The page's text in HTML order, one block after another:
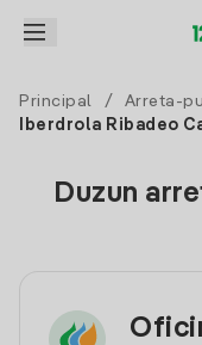
Principal / Arreta-
Iberdrola Ribadeo
Duzun